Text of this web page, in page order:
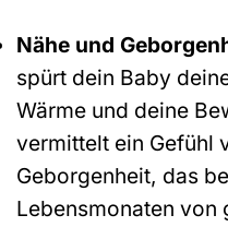
Nähe und
spürt dein Baby
Wärme und deine
vermittelt ein Gefühl
Geborgenheit, das
Lebensmonaten von